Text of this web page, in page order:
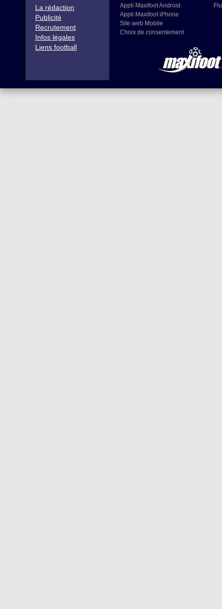
La rédaction
Publicité
Recrutement
Infos légales
Liens football
Appli Maxifoot Android
Appli Maxifoot iPhone
Site web Mobile
Choix de consentement